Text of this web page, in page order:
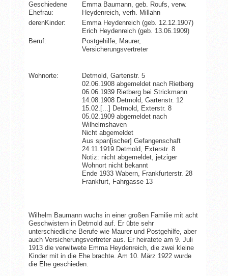
Geschiedene
Ehefrau:
Emma Baumann, geb. Roufs, verw.
Heydenreich, verh. Millahn
derenKinder:
Emma Heydenreich (geb. 12.12.1907)
Erich Heydenreich (geb. 13.06.1909)
Beruf:
Postgehilfe, Maurer,
Versicherungsvertreter
Wohnorte:
Detmold, Gartenstr. 5
02.06.1908 abgemeldet nach Rietberg
06.06.1939 Rietberg bei Strickmann
14.08.1908 Detmold, Gartenstr. 12
15.02.[...] Detmold, Exterstr. 8
05.02.1909 abgemeldet nach
Wilhelmshaven
Nicht abgemeldet
Aus span[ischer] Gefangenschaft
24.11.1919 Detmold, Exterstr. 8
Notiz: nicht abgemeldet, jetziger
Wohnort nicht bekannt
Ende 1933 Wabern, Frankfurterstr. 28
Frankfurt, Fahrgasse 13
Wilhelm Baumann wuchs in einer großen Familie mit acht
Geschwistern in Detmold auf. Er übte sehr
unterschiedliche Berufe wie Maurer und Postgehilfe, aber
auch Versicherungsvertreter aus. Er heiratete am 9. Juli
1913 die verwitwete Emma Heydenreich, die zwei kleine
Kinder mit in die Ehe brachte. Am 10. März 1922 wurde
die Ehe geschieden.